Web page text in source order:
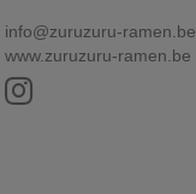
info@zuruzuru-ramen.be
www.zuruzuru-ramen.be